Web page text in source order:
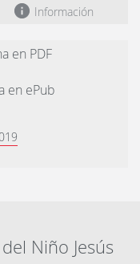
Información
en PDF
en ePub
Niño Jesús